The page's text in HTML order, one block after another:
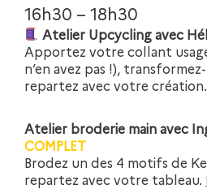
16h30 – 18h30
Atelier Upcycling avec
Apportez votre collant
n’en avez pas !),
repartez avec votre création.
Atelier broderie main avec
COMPLET
Brodez un des 4 motifs de
repartez avec votre tableau.